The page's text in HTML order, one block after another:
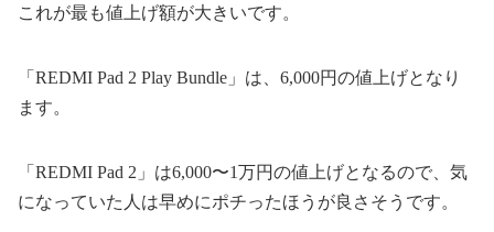
これが最も値上げ額が大きいです。
「REDMI Pad 2 Play Bundle」は、6,000円の値上げとなり
ます。
「REDMI Pad 2」は6,000〜1万円の値上げとなるので、気
になっていた人は早めにポチったほうが良さそうです。